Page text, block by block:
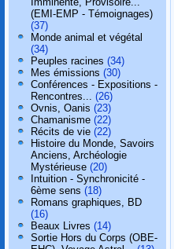
(EMI-EMP - Témoignages)
(37)
Monde animal et végétal
(34)
Peuples racines (34)
Mes émissions (30)
Conférences - Expositions -
Rencontres... (26)
Ovnis, Oanis (23)
Chamanisme (22)
Récits de vie (22)
Histoire du Monde, Savoirs
Anciens, Archéologie
Mystérieuse (20)
Intuition - Synchronicité -
6ème sens (18)
Romans graphiques, BD
(16)
Beaux Livres (14)
Sortie Hors du Corps (OBE-